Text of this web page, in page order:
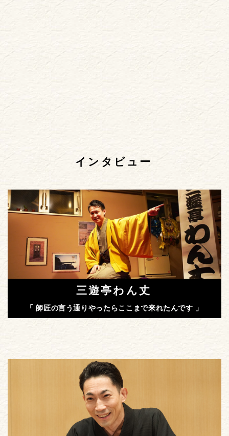
インタビュー
三遊亭わん丈
「 師匠の言う通りやったらここまで来れたんです 」